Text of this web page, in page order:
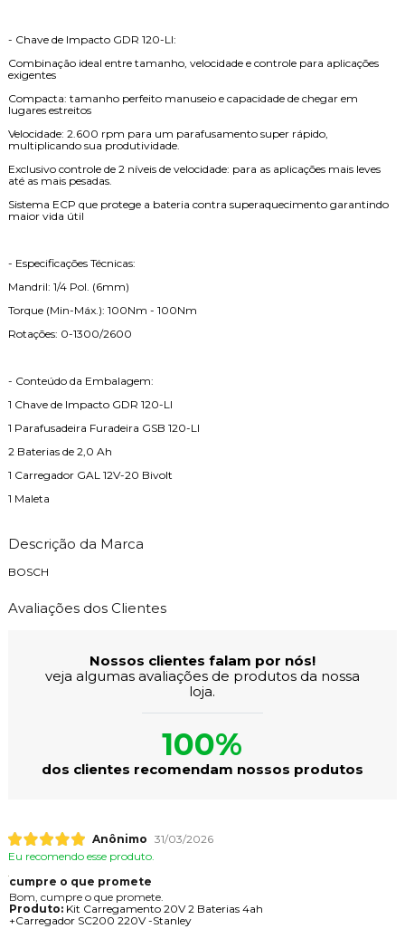
- Chave de Impacto GDR 120-LI:
Combinação ideal entre tamanho, velocidade e controle para aplicações
exigentes
Compacta: tamanho perfeito manuseio e capacidade de chegar em
lugares estreitos
Velocidade: 2.600 rpm para um parafusamento super rápido,
multiplicando sua produtividade.
Exclusivo controle de 2 níveis de velocidade: para as aplicações mais leves
até as mais pesadas.
Sistema ECP que protege a bateria contra superaquecimento garantindo
maior vida útil
- Especificações Técnicas:
Mandril: 1/4 Pol. (6mm)
Torque (Min-Máx.): 100Nm - 100Nm
Rotações: 0-1300/2600
- Conteúdo da Embalagem:
1 Chave de Impacto GDR 120-LI
1 Parafusadeira Furadeira GSB 120-LI
2 Baterias de 2,0 Ah
1 Carregador GAL 12V-20 Bivolt
1 Maleta
Descrição da Marca
BOSCH
Avaliações dos Clientes
Nossos clientes falam por nós!
veja algumas avaliações de produtos da nossa
loja.
100%
dos clientes recomendam nossos produtos
Anônimo 31/03/2026
Eu recomendo esse produto.
cumpre o que promete
Bom, cumpre o que promete.
Produto:Kit Carregamento 20V 2 Baterias 4ah
+Carregador SC200 220V -Stanley